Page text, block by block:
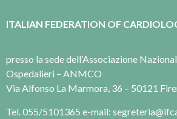
ITALIAN FEDERATION OF
presso la sede dell’Associazione
Ospedalieri – ANMCO
Via Alfonso La Marmora, 36 – 50121
Tel. 055/5101365 e-mail: